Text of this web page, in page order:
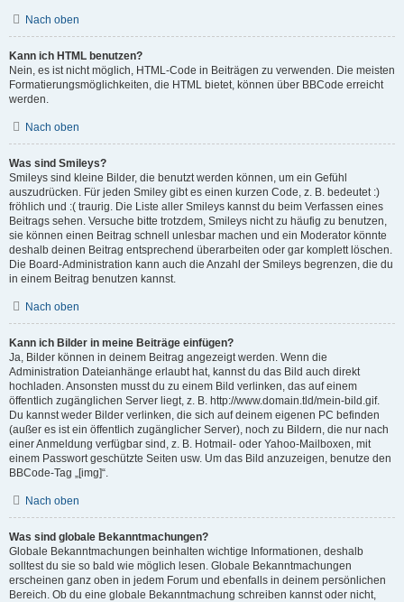
Nach oben
Kann ich HTML benutzen?
Nein, es ist nicht möglich, HTML-Code in Beiträgen zu verwenden. Die meisten
Formatierungsmöglichkeiten, die HTML bietet, können über BBCode erreicht
werden.
Nach oben
Was sind Smileys?
Smileys sind kleine Bilder, die benutzt werden können, um ein Gefühl
auszudrücken. Für jeden Smiley gibt es einen kurzen Code, z. B. bedeutet :)
fröhlich und :( traurig. Die Liste aller Smileys kannst du beim Verfassen eines
Beitrags sehen. Versuche bitte trotzdem, Smileys nicht zu häufig zu benutzen,
sie können einen Beitrag schnell unlesbar machen und ein Moderator könnte
deshalb deinen Beitrag entsprechend überarbeiten oder gar komplett löschen.
Die Board-Administration kann auch die Anzahl der Smileys begrenzen, die du
in einem Beitrag benutzen kannst.
Nach oben
Kann ich Bilder in meine Beiträge einfügen?
Ja, Bilder können in deinem Beitrag angezeigt werden. Wenn die
Administration Dateianhänge erlaubt hat, kannst du das Bild auch direkt
hochladen. Ansonsten musst du zu einem Bild verlinken, das auf einem
öffentlich zugänglichen Server liegt, z. B. http://www.domain.tld/mein-bild.gif.
Du kannst weder Bilder verlinken, die sich auf deinem eigenen PC befinden
(außer es ist ein öffentlich zugänglicher Server), noch zu Bildern, die nur nach
einer Anmeldung verfügbar sind, z. B. Hotmail- oder Yahoo-Mailboxen, mit
einem Passwort geschützte Seiten usw. Um das Bild anzuzeigen, benutze den
BBCode-Tag „[img]“.
Nach oben
Was sind globale Bekanntmachungen?
Globale Bekanntmachungen beinhalten wichtige Informationen, deshalb
solltest du sie so bald wie möglich lesen. Globale Bekanntmachungen
erscheinen ganz oben in jedem Forum und ebenfalls in deinem persönlichen
Bereich. Ob du eine globale Bekanntmachung schreiben kannst oder nicht,